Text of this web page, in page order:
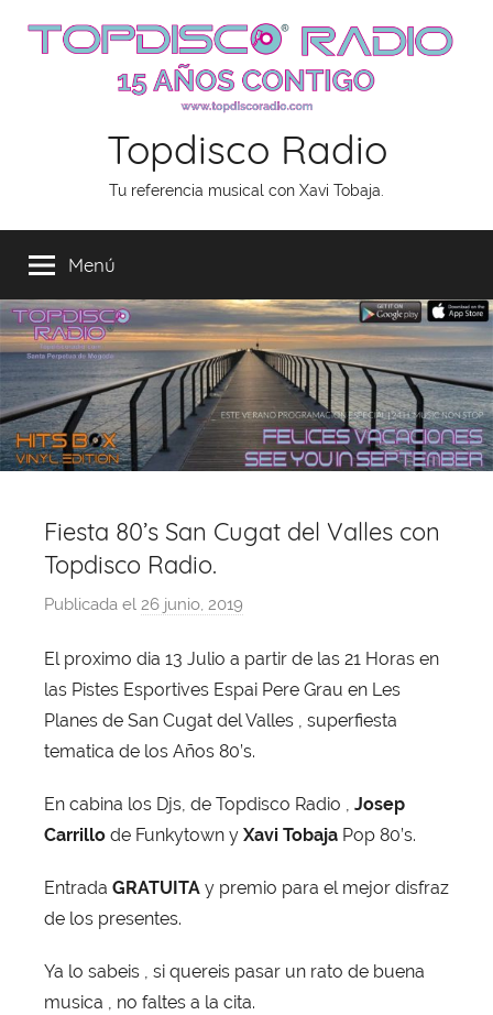
Topdisco Radio
Tu referencia musical con Xavi Tobaja.
Menú
Fiesta 80’s San Cugat del Valles con
Topdisco Radio.
Publicada el 26 junio, 2019
r
X
a
v
T
o
a
El proximo dia 13 Julio a partir de las 21 Horas en
las Pistes Esportives Espai Pere Grau en Les
Planes de San Cugat del Valles , superfiesta
tematica de los Años 80’s.
En cabina los Djs, de Topdisco Radio , Josep
Carrillo de Funkytown y Xavi Tobaja Pop 80’s.
Entrada GRATUITA y premio para el mejor disfraz
de los presentes.
Ya lo sabeis , si quereis pasar un rato de buena
musica , no faltes a la cita.